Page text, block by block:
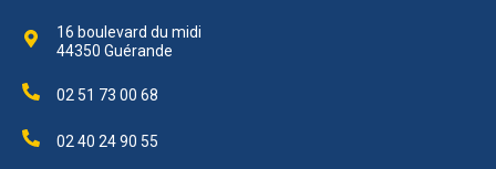
16 boulevard du midi
44350 Guérande
02 51 73 00 68
02 40 24 90 55